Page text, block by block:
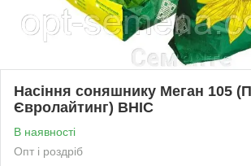
Насіння соняшнику Меган 105
Євролайтинг) ВНІС
В наявності
Опт і роздріб